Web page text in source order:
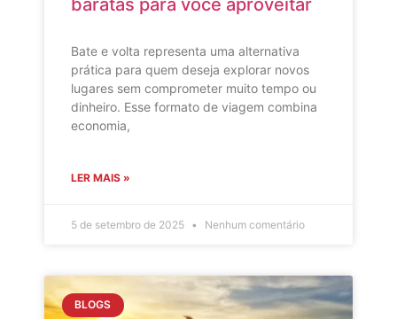
baratas para você aproveitar
Bate e volta representa uma alternativa
prática para quem deseja explorar novos
lugares sem comprometer muito tempo ou
dinheiro. Esse formato de viagem combina
economia,
LER MAIS »
5 de setembro de 2025 Nenhum comentário
BLOGS